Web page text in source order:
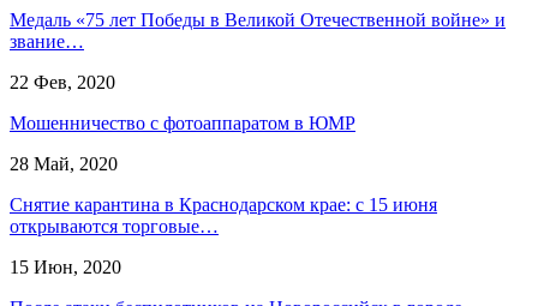
Медаль «75 лет Победы в Великой Отечественной войне» и
звание…
22 Фев, 2020
Мошенничество с фотоаппаратом в ЮМР
28 Май, 2020
Снятие карантина в Краснодарском крае: с 15 июня
открываются торговые…
15 Июн, 2020